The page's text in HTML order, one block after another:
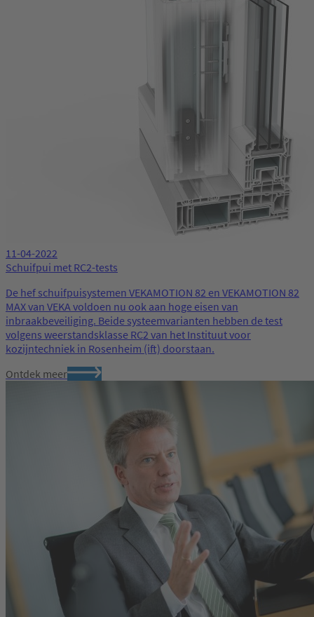
11-04-2022
Schuifpui met RC2-tests
De hef schuifpuisystemen VEKAMOTION 82 en VEKAMOTION 82
MAX van VEKA voldoen nu ook aan hoge eisen van
inbraakbeveiliging. Beide systeemvarianten hebben de test
volgens weerstandsklasse RC2 van het Instituut voor
kozijntechniek in Rosenheim (ift) doorstaan.
Ontdek meer